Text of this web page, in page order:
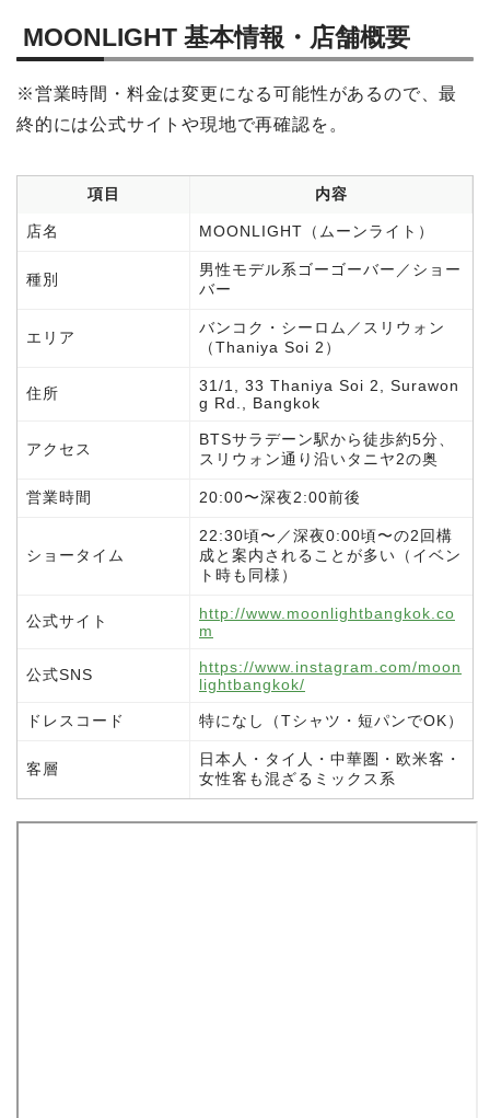
MOONLIGHT 基本情報・店舗概要
※営業時間・料金は変更になる可能性があるので、最
終的には公式サイトや現地で再確認を。
項目 内容
店名 MOONLIGHT（ムーンライト）
種別
男性モデル系ゴーゴーバー／ショー
バー
エリア
バンコク・シーロム／スリウォン
（Thaniya Soi 2）
住所
31/1, 33 Thaniya Soi 2, Surawon
g Rd., Bangkok
アクセス
BTSサラデーン駅から徒歩約5分、
スリウォン通り沿いタニヤ2の奥
営業時間 20:00〜深夜2:00前後
ショータイム
22:30頃〜／深夜0:00頃〜の2回構
成と案内されることが多い（イベン
ト時も同様）
公式サイト
http://www.moonlightbangkok.co
m
公式SNS
https://www.instagram.com/moon
lightbangkok/
ドレスコード 特になし（Tシャツ・短パンでOK）
客層
日本人・タイ人・中華圏・欧米客・
女性客も混ざるミックス系